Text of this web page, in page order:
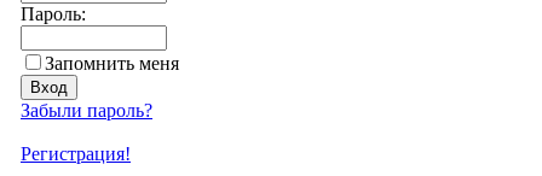
Пароль:
Запомнить меня
Забыли пароль?
Регистрация!